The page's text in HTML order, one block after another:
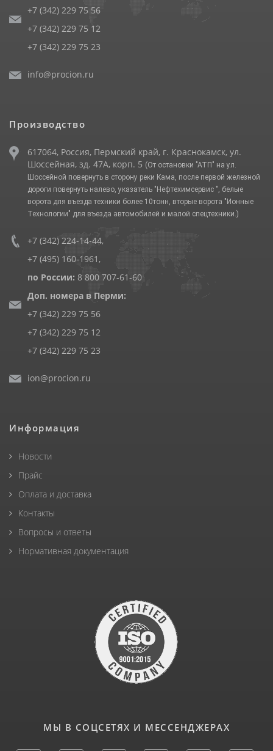
+7 (342) 229 75 56
+7 (342) 229 75 12
+7 (342) 229 75 23
info@procion.ru
Производство
617064, Россия, Пермский край, г. Краснокамск, ул.
Шоссейная, зд. 47А, корп. 5 (От остановки "АТП" на ул.
Шоссейной повернуть в сторону реки Кама, после первой железной
дороги повернуть налево, указатель "Нефтехимсервис ", белые
ворота для въезда техники более 10тонн, вторые ворота "Ионные
Технологии" для въезда автомобилей и малой спецтехники.)
+7 (342) 224-14-44,
+7 (495) 160-1961 ,
по России: 8 800 707-61-60
Доп. номера в Перми:
+7 (342) 229 75 56
+7 (342) 229 75 12
+7 (342) 229 75 23
ion@procion.ru
Информация
Новости
Прайс
Оплата и доставка
Контакты
Вопросы и ответы
Нормативная документация
МЫ В СОЦСЕТЯХ И МЕССЕНДЖЕРАХ